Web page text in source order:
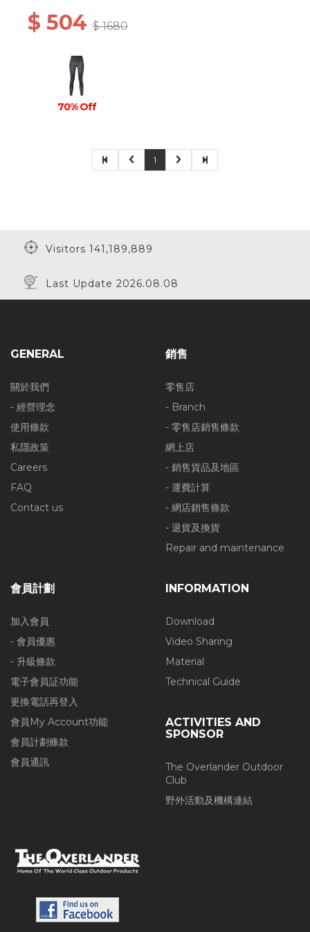
$ 504$ 1680
70% Off
1
Visitors 141,189,889
Last Update 2026.08.08
GENERAL
關於我們
- 經營理念
使用條款
私隱政策
Careers
FAQ
Contact us
銷售
零售店
- Branch
- 零售店銷售條款
網上店
- 銷售貨品及地區
- 運費計算
- 網店銷售條款
- 退貨及換貨
Repair and maintenance
會員計劃
加入會員
- 會員優惠
- 升級條款
電子會員証功能
更換電話再登入
會員My Account功能
會員計劃條款
會員通訊
INFORMATION
Download
Video Sharing
Material
Technical Guide
ACTIVITIES AND
SPONSOR
The Overlander Outdoor
Club
野外活動及機構連結